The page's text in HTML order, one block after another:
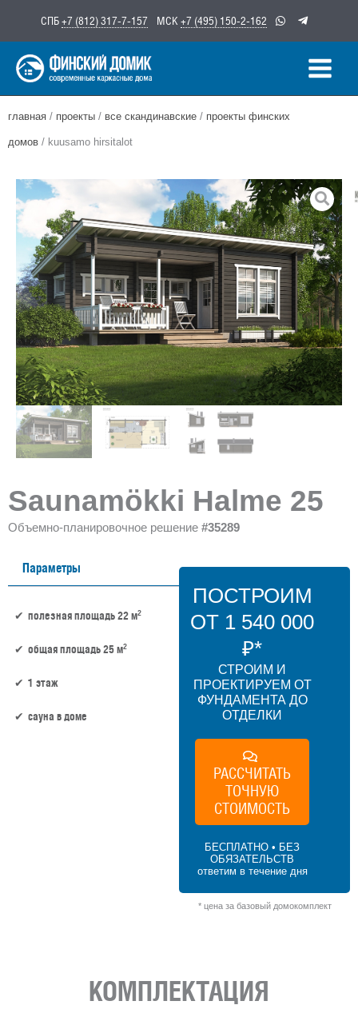
содержимому
СПБ+7 (812) 317-7-157 МСК +7 (495) 150-2-162
главная / проекты / все скандинавские / проекты финских
домов / kuusamo hirsitalot
Saunamökki Halme 25
Объемно-планировочное решение #35289
Параметры
полезная площадь 22 м2
общая площадь 25 м2
1 этаж
сауна в доме
ПОСТРОИМ
ОТ 1 540 000
₽*
СТРОИМ И
ПРОЕКТИРУЕМ ОТ
ФУНДАМЕНТА ДО
ОТДЕЛКИ
РАССЧИТАТЬ
ТОЧНУЮ
СТОИМОСТЬ
БЕСПЛАТНО • БЕЗ
ОБЯЗАТЕЛЬСТВ
ответим в течение дня
* цена за базовый домокомплект
КОМПЛЕКТАЦИЯ